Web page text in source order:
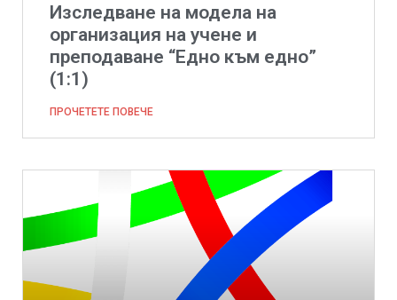
Изследване на модела на
организация на учене и
преподаване “Едно към едно”
(1:1)
ПРОЧЕТЕТЕ ПОВЕЧЕ